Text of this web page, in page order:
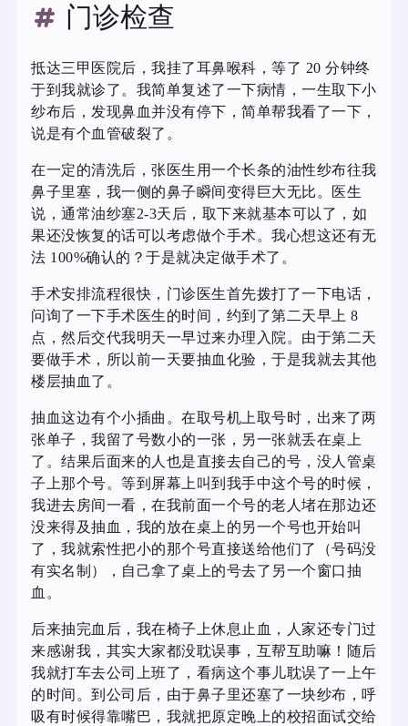
门诊检查
抵达三甲医院后，我挂了耳鼻喉科，等了 20 分钟终
于到我就诊了。我简单复述了一下病情，一生取下小
纱布后，发现鼻血并没有停下，简单帮我看了一下，
说是有个血管破裂了。
在一定的清洗后，张医生用一个长条的油性纱布往我
鼻子里塞，我一侧的鼻子瞬间变得巨大无比。医生
说，通常油纱塞2-3天后，取下来就基本可以了，如
果还没恢复的话可以考虑做个手术。我心想这还有无
法 100%确认的？于是就决定做手术了。
手术安排流程很快，门诊医生首先拨打了一下电话，
问询了一下手术医生的时间，约到了第二天早上 8
点，然后交代我明天一早过来办理入院。由于第二天
要做手术，所以前一天要抽血化验，于是我就去其他
楼层抽血了。
抽血这边有个小插曲。在取号机上取号时，出来了两
张单子，我留了号数小的一张，另一张就丢在桌上
了。结果后面来的人也是直接去自己的号，没人管桌
子上那个号。等到屏幕上叫到我手中这个号的时候，
我进去房间一看，在我前面一个号的老人堵在那边还
没来得及抽血，我的放在桌上的另一个号也开始叫
了，我就索性把小的那个号直接送给他们了（号码没
有实名制），自己拿了桌上的号去了另一个窗口抽
血。
后来抽完血后，我在椅子上休息止血，人家还专门过
来感谢我，其实大家都没耽误事，互帮互助嘛！随后
我就打车去公司上班了，看病这个事儿耽误了一上午
的时间。到公司后，由于鼻子里还塞了一块纱布，呼
吸有时候得靠嘴巴，我就把原定晚上的校招面试交给